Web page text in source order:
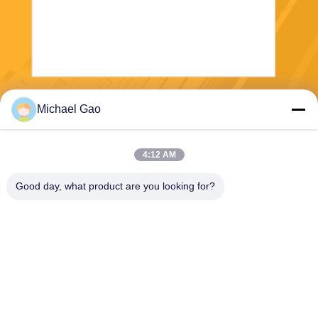
Michael Gao
4:12 AM
Good day, what product are you looking for?